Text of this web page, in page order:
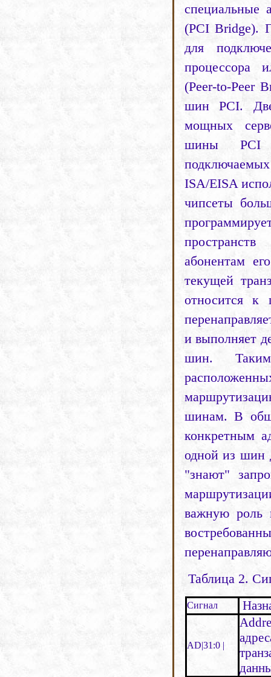
специальные
(PCI Bridge).
для
процессора
(Peer-to-Peer
шин PCI.
мощных
шины PCI
ISA/EISA
чипсеты
абонентам
текущей
относится к
и выполняет
шин. Таким
шинам. В
конкретным
одной из шин
"знают"
важную роль
Таблица 2.
Сигнал
AD|31:0 |